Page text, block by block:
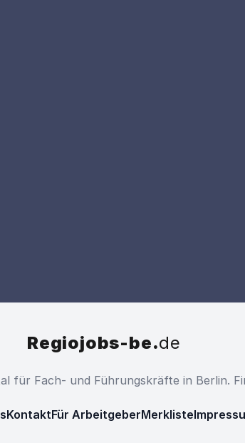
Regiojobs-be.de
für Fach- und Führungskräfte in Berlin.
KontaktFür ArbeitgeberMerkliste